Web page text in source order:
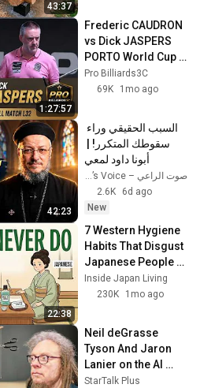
감추인 만나 351화 - 교회는
모든 사람이 머리이신 그리스
도 아래 통일되게 하는 것임
한국복음서원
감추인 만나 350화 - 성도들
에게 할당된 몫이신 그리스도
한국복음서원
감추인 만나 349화 - 그리스
도의 측량할 수 없는 풍성을
분배하는 청지기 직분
한국복음서원
감추인 만나 348화 - 겉사람
이 아닌 속사람 안에서 사는
사람
한국복음서원
감추인 만나 347화 - 하나님
의 집의 건축을 위한 우리의
기도 생활
한국복음서원
감추인 만나 346화 - 믿음 안
에 있는 하나님의 경륜
한국복음서원
감추인 만나 345화 - 하나님
의 선한 기쁨은 우리가 구원
의 절정에 도달하는 것임
한국복음서원
43:37
@bjornbrenton
1:27:57
Frederic CAUDRON
vs Dick JASPERS
PORTO World Cup
3Cushion 2025 -
Full Match L32
Pro Billiards3C
69K
1mo ago
42:23
أبونا داود لمعي
صوت الراعي – The Shepherd’s Voice
2.6K
6d ago
New
22:38
7 Western Hygiene
Habits That Disgust
Japanese People —
Stop Doing These
Now
Inside Japan Living
230K
1mo ago
Neil deGrasse
Tyson And Jaron
Lanier on the AI
Illusion
StarTalk Plus